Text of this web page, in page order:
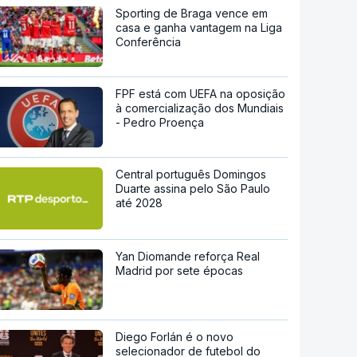
Sporting de Braga vence em
casa e ganha vantagem na Liga
Conferência
FPF está com UEFA na oposição
à comercialização dos Mundiais
- Pedro Proença
Central português Domingos
Duarte assina pelo São Paulo
até 2028
Yan Diomande reforça Real
Madrid por sete épocas
Diego Forlán é o novo
selecionador de futebol do